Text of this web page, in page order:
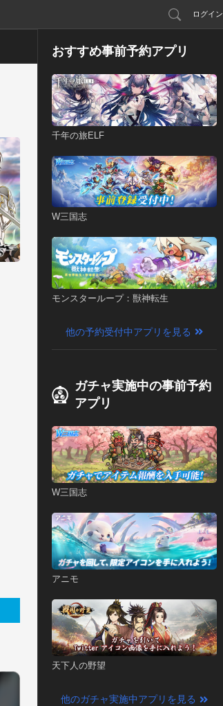
ログイン
おすすめ事前予約アプリ
千年の旅ELF
W三国志
モンスターループ：獣神転生
他の予約受付中アプリを見る
ガチャ実施中の事前予約
アプリ
W三国志
アニモ
天下人の野望
他のガチャ実施中アプリを見る